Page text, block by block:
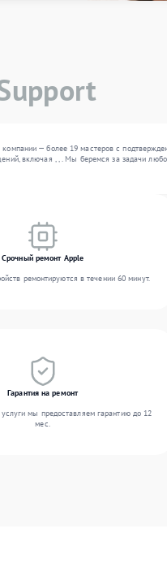
— более 19 мастеров с
включая , , . Мы беремся за задачи
Срочный ремонт Apple
ремонтируются в течении 60 минут.
Гарантия на ремонт
мы предоставляем гарантию до 12
мес.